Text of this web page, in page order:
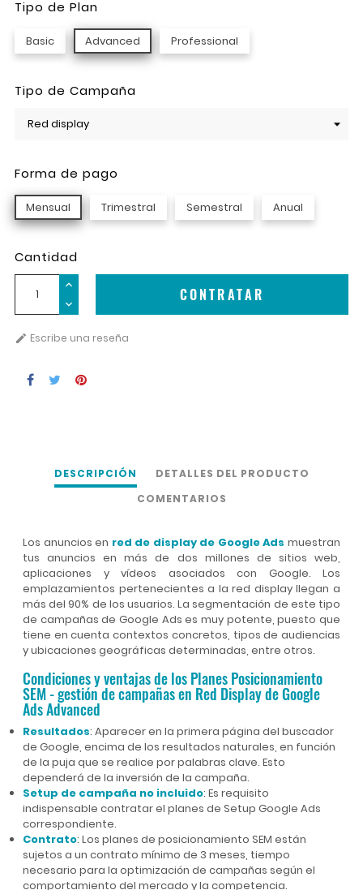
Tipo de Plan
Basic Advanced Professional
Tipo de Campaña
Forma de pago
Mensual Trimestral Semestral Anual
Cantidad
CONTRATAR
 Escribe una reseña
DESCRIPCIÓN
DETALLES DEL PRODUCTO
COMENTARIOS
Los anuncios en red de display de Google Ads muestran
tus anuncios en más de dos millones de sitios web,
aplicaciones y vídeos asociados con Google. Los
emplazamientos pertenecientes a la red display llegan a
más del 90% de los usuarios. La segmentación de este tipo
de campañas de Google Ads es muy potente, puesto que
tiene en cuenta contextos concretos, tipos de audiencias
y ubicaciones geográficas determinadas, entre otros.
Condiciones y ventajas de los Planes Posicionamiento
SEM - gestión de campañas en Red Display de Google
Ads Advanced
Resultados: Aparecer en la primera página del buscador
de Google, encima de los resultados naturales, en función
de la puja que se realice por palabras clave. Esto
dependerá de la inversión de la campaña.
Setup de campaña no incluido: Es requisito
indispensable contratar el planes de Setup Google Ads
correspondiente.
Contrato: Los planes de posicionamiento SEM están
sujetos a un contrato mínimo de 3 meses, tiempo
necesario para la optimización de campañas según el
comportamiento del mercado y la competencia.